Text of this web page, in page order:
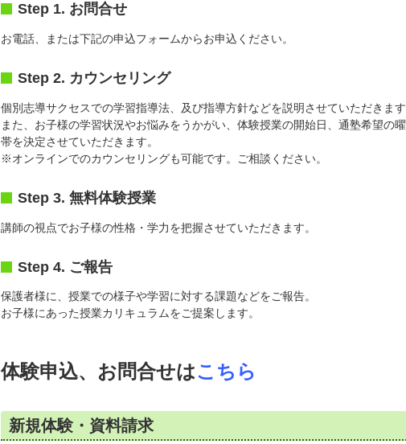
Step 1. お問合せ
お電話、または下記の申込フォームからお申込ください。
Step 2. カウンセリング
個別志導サクセスでの学習指導法、及び指導方針などを説明させていただきま
また、お子様の学習状況やお悩みをうかがい、体験授業の開始日、通塾希望の
帯を決定させていただきます。
※オンラインでのカウンセリングも可能です。ご相談ください。
Step 3. 無料体験授業
講師の視点でお子様の性格・学力を把握させていただきます。
Step 4. ご報告
保護者様に、授業での様子や学習に対する課題などをご報告。
お子様にあった授業カリキュラムをご提案します。
体験申込、お問合せはこちら
新規体験・資料請求